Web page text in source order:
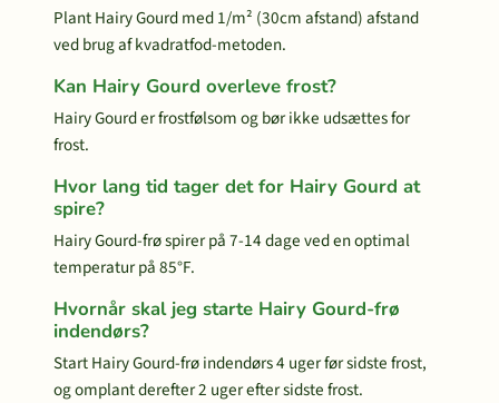
Plant Hairy Gourd med 1/m² (30cm afstand) afstand
ved brug af kvadratfod-metoden.
Kan Hairy Gourd overleve frost?
Hairy Gourd er frostfølsom og bør ikke udsættes for
frost.
Hvor lang tid tager det for Hairy Gourd at
spire?
Hairy Gourd-frø spirer på 7-14 dage ved en optimal
temperatur på 85°F.
Hvornår skal jeg starte Hairy Gourd-frø
indendørs?
Start Hairy Gourd-frø indendørs 4 uger før sidste frost,
og omplant derefter 2 uger efter sidste frost.